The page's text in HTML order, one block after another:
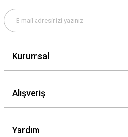
Kurumsal
Alışveriş
Yardım